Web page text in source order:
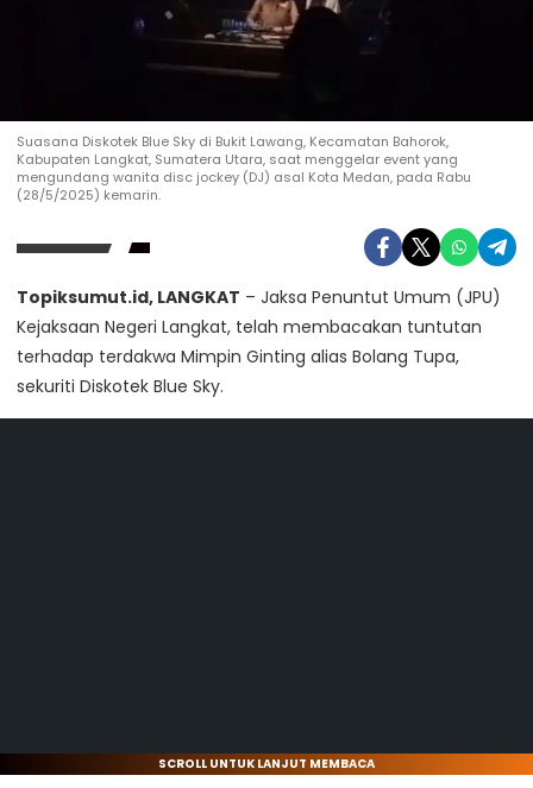
Suasana Diskotek Blue Sky di Bukit Lawang, Kecamatan Bahorok,
Kabupaten Langkat, Sumatera Utara, saat menggelar event yang
mengundang wanita disc jockey (DJ) asal Kota Medan, pada Rabu
(28/5/2025) kemarin.
Topiksumut.id, LANGKAT – Jaksa Penuntut Umum (JPU)
Kejaksaan Negeri Langkat, telah membacakan tuntutan
terhadap terdakwa Mimpin Ginting alias Bolang Tupa,
sekuriti Diskotek Blue Sky.
SCROLL UNTUK LANJUT MEMBACA